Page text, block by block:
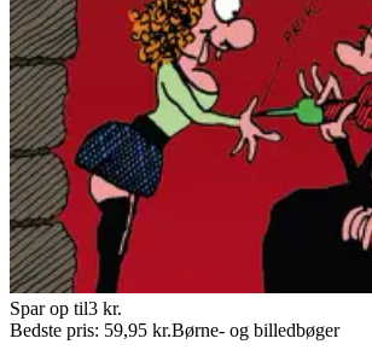
Spar op til3 kr.
Bedste pris: 59,95 kr.Børne- og billedbøger